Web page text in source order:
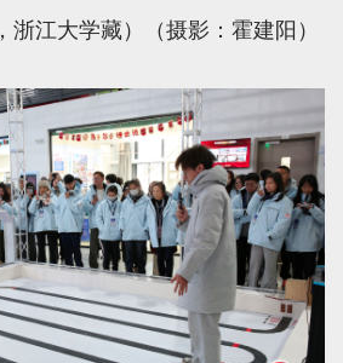
浙江大学藏）（摄影：霍建阳）